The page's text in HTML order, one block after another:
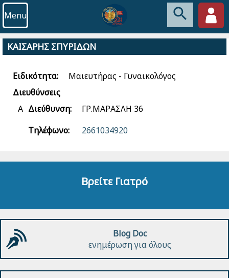
Menu
ΚΑΙΣΑΡΗΣ ΣΠΥΡΙΔΩΝ
Ειδικότητα:
Μαιευτήρας - Γυναικολόγος
Διευθύνσεις
Α Διεύθυνση:
ΓΡ.ΜΑΡΑΣΛΗ 36
Τηλέφωνο:
2661034920
Βρείτε Γιατρό
Blog Doc
ενημέρωση για όλους